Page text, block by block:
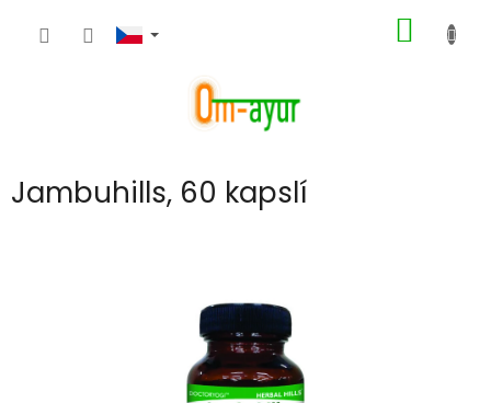
Jambuhills, 60 kapslí